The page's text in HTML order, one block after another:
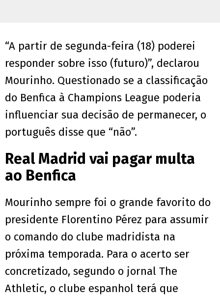
“A partir de segunda-feira (18) poderei
responder sobre isso (futuro)”, declarou
Mourinho. Questionado se a classificação
do Benfica à Champions League poderia
influenciar sua decisão de permanecer, o
português disse que “não”.
Real Madrid vai pagar multa
ao Benfica
Mourinho sempre foi o grande favorito do
presidente Florentino Pérez para assumir
o comando do clube madridista na
próxima temporada. Para o acerto ser
concretizado, segundo o jornal The
Athletic, o clube espanhol terá que